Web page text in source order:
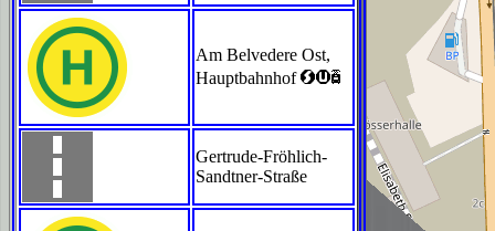
Am Belvedere Ost,
Hauptbahnhof<>`
Gertrude-Fröhlich-
Sandtner-Straße